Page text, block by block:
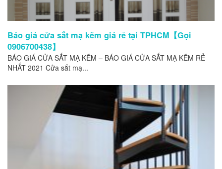
Báo giá cửa sắt mạ kẽm giá rẻ tại TPHCM【Gọi
0906700438】
BÁO GIÁ CỬA SẮT MẠ KẼM – BÁO GIÁ CỬA SẮT MẠ KẼM RẺ
NHẤT 2021 Cửa sắt mạ...